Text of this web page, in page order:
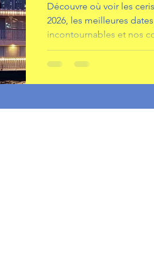
Découvre où voir les
2026, les meilleures
incontournables et nos
voyage.